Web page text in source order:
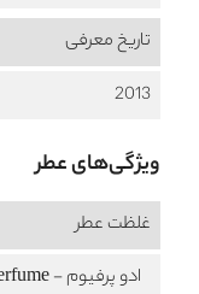
تاریخ معرفی
2013
ویژگی‌های عطر
غلظت عطر
ادو پرفیوم - Eau de Perfume